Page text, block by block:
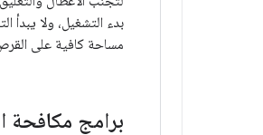
مساحة كافية على
برامج مكافحة